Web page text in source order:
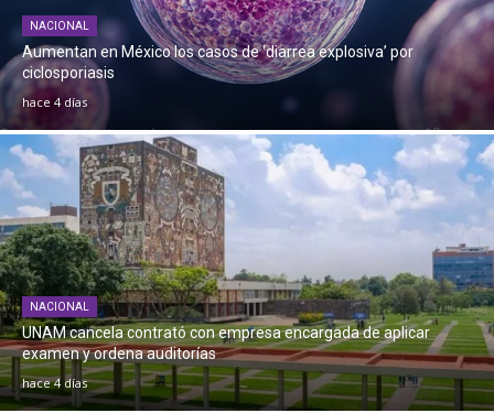
NACIONAL
Aumentan en México los casos de ‘diarrea explosiva’ por
ciclosporiasis
hace 4 días
NACIONAL
UNAM cancela contrató con empresa encargada de aplicar
examen y ordena auditorías
hace 4 días